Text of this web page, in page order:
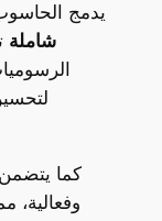
يدمج
شاملة
كما